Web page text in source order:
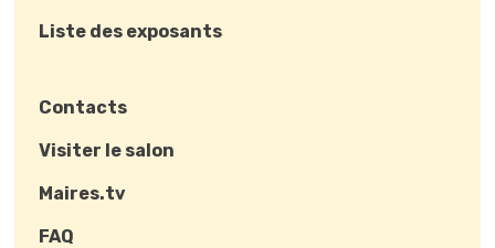
Liste des exposants
Contacts
Visiter le salon
Maires.tv
FAQ